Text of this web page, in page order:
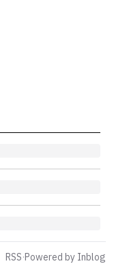
RSS·Powered by Inblog